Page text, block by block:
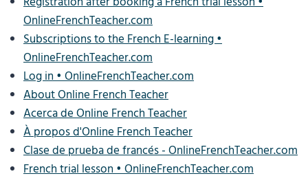
OnlineFrenchTeacher.com
Subscriptions to the French E-learning •
OnlineFrenchTeacher.com
Log in • OnlineFrenchTeacher.com
About Online French Teacher
Acerca de Online French Teacher
À propos d'Online French Teacher
Clase de prueba de francés - OnlineFrenchTeacher.com
French trial lesson • OnlineFrenchTeacher.com